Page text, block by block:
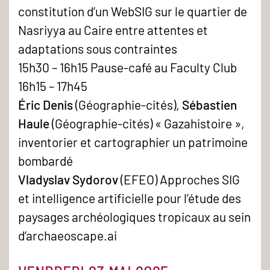
constitution d’un WebSIG sur le quartier de
Nasriyya au Caire entre attentes et
adaptations sous contraintes
15h30 – 16h15 Pause-café au Faculty Club
16h15 – 17h45
Éric Denis(Géographie-cités), Sébastien
Haule(Géographie-cités) « Gazahistoire »,
inventorier et cartographier un patrimoine
bombardé
Vladyslav Sydorov(EFEO) Approches SIG
et intelligence artificielle pour l’étude des
paysages archéologiques tropicaux au sein
d’archaeoscape.ai